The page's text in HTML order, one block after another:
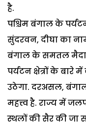
है.
पश्चिम बंगाल के
सुंदरवन, दीघा का
बंगाल के समतल
पर्यटन क्षेत्रों के
उठेगा. दरअसल,
महत्त्व है. राज्य में
स्थलों की सैर की जा